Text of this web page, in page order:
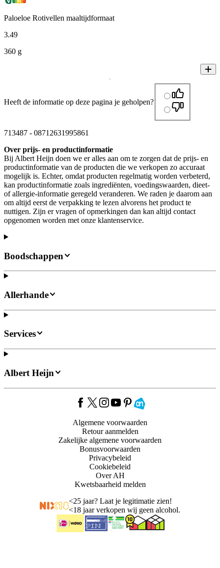
Paloeloe Rotivellen maaltijdformaat
3.49
360 g
Heeft de informatie op deze pagina je geholpen?
713487 - 08712631995861
Over prijs- en productinformatie
Bij Albert Heijn doen we er alles aan om te zorgen dat de prijs- en
productinformatie van de producten die we verkopen zo accuraat
mogelijk is. Echter, omdat producten regelmatig worden verbeterd,
kan productinformatie zoals ingrediënten, voedingswaarden, dieet-
of allergie-informatie geregeld veranderen. We raden je daarom aan
om altijd eerst de verpakking te lezen alvorens het product te
nuttigen. Zijn er vragen of opmerkingen dan kan altijd contact
opgenomen worden met onze klantenservice.
Boodschappen
Allerhande
Services
Albert Heijn
Algemene voorwaarden
Retour aanmelden
Zakelijke algemene voorwaarden
Bonusvoorwaarden
Privacybeleid
Cookiebeleid
Over AH
Kwetsbaarheid melden
<25 jaar? Laat je legitimatie zien!
<18 jaar verkopen wij geen alcohol.